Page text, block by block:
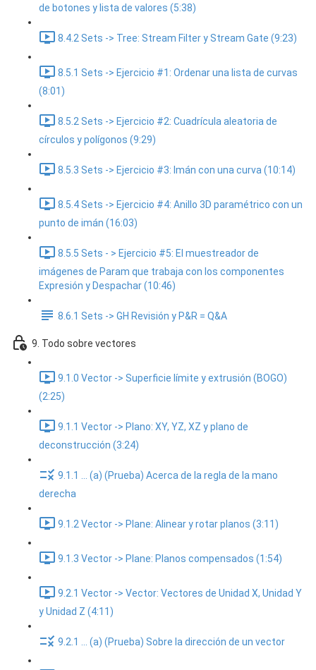
de botones y lista de valores (5:38)
8.4.2 Sets -> Tree: Stream Filter y Stream Gate (9:23)
8.5.1 Sets -> Ejercicio #1: Ordenar una lista de curvas
(8:01)
8.5.2 Sets -> Ejercicio #2: Cuadrícula aleatoria de
círculos y polígonos (9:29)
8.5.3 Sets -> Ejercicio #3: Imán con una curva (10:14)
8.5.4 Sets -> Ejercicio #4: Anillo 3D paramétrico con un
punto de imán (16:03)
8.5.5 Sets - > Ejercicio #5: El muestreador de
imágenes de Param que trabaja con los componentes
Expresión y Despachar (10:46)
8.6.1 Sets -> GH Revisión y P&R = Q&A
9. Todo sobre vectores
9.1.0 Vector -> Superficie límite y extrusión (BOGO)
(2:25)
9.1.1 Vector -> Plano: XY, YZ, XZ y plano de
deconstrucción (3:24)
9.1.1 ... (a) (Prueba) Acerca de la regla de la mano
derecha
9.1.2 Vector -> Plane: Alinear y rotar planos (3:11)
9.1.3 Vector -> Plane: Planos compensados (1:54)
9.2.1 Vector -> Vector: Vectores de Unidad X, Unidad Y
y Unidad Z (4:11)
9.2.1 ... (a) (Prueba) Sobre la dirección de un vector